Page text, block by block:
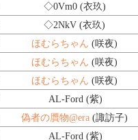
◇0Vm0(衣玖)
◇2NkV (衣玖)
ほむらちゃん (咲夜)
ほむらちゃん (咲夜)
ほむらちゃん (咲夜)
AL-Ford (紫)
偽者の贋物@era (諏訪子)
AL-Ford (紫)